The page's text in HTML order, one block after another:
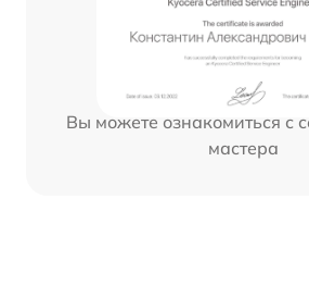
Вы можете ознакомиться с
мастера